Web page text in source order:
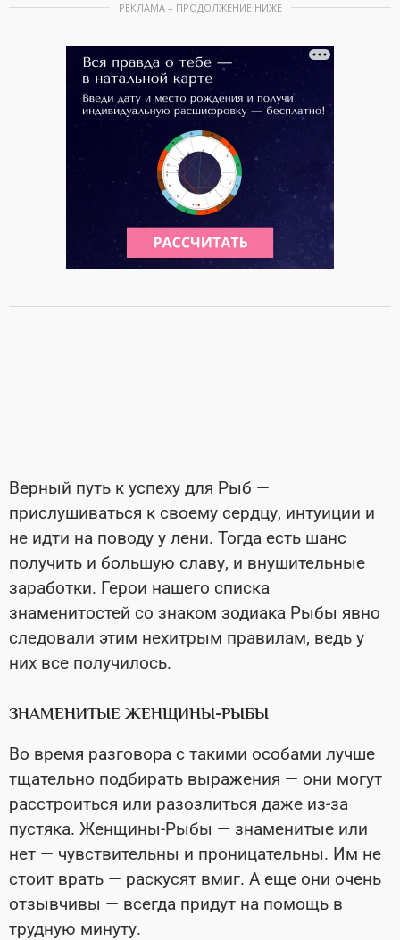
РЕКЛАМА – ПРОДОЛЖЕНИЕ НИЖЕ
Верный путь к успеху для Рыб —
прислушиваться к своему сердцу, интуиции и
не идти на поводу у лени. Тогда есть шанс
получить и большую славу, и внушительные
заработки. Герои нашего списка
знаменитостей со знаком зодиака Рыбы явно
следовали этим нехитрым правилам, ведь у
них все получилось.
ЗНАМЕНИТЫЕ ЖЕНЩИНЫ-РЫБЫ
Во время разговора с такими особами лучше
тщательно подбирать выражения — они могут
расстроиться или разозлиться даже из-за
пустяка. Женщины-Рыбы — знаменитые или
нет — чувствительны и проницательны. Им не
стоит врать — раскусят вмиг. А еще они очень
отзывчивы — всегда придут на помощь в
трудную минуту.